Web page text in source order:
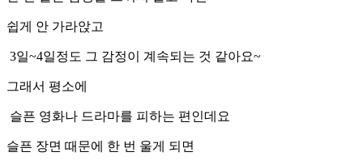
쉽게 안 가라앉고
3일~4일정도 그 감정이 계속되는 것 같아요~
그래서 평소에
슬픈 영화나 드라마를 피하는 편인데요
슬픈 장면 때문에 한 번 울게 되면